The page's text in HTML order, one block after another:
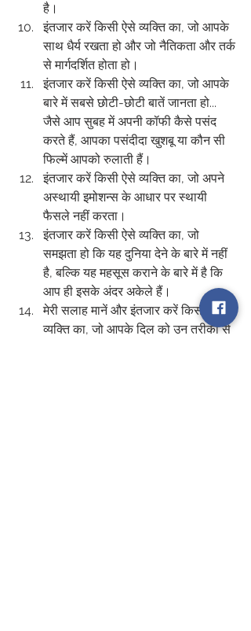
है।
इंतजार करें किसी ऐसे व्यक्ति का, जो आपके
साथ धैर्य रखता हो और जो नैतिकता और तर्क
से मार्गदर्शित होता हो।
इंतजार करें किसी ऐसे व्यक्ति का, जो आपके
बारे में सबसे छोटी-छोटी बातें जानता हो...
जैसे आप सुबह में अपनी कॉफी कैसे पसंद
करते हैं, आपका पसंदीदा खुशबू या कौन सी
फिल्में आपको रुलाती हैं।
इंतजार करें किसी ऐसे व्यक्ति का, जो अपने
अस्थायी इमोशन्स के आधार पर स्थायी
फैसले नहीं करता।
इंतजार करें किसी ऐसे व्यक्ति का, जो
समझता हो कि यह दुनिया देने के बारे में नहीं
है, बल्कि यह महसूस कराने के बारे में है कि
आप ही इसके अंदर अकेले हैं।
मेरी सलाह मानें और इंतजार करें किसी ऐसे
व्यक्ति का, जो आपके दिल को उन तरीकों से